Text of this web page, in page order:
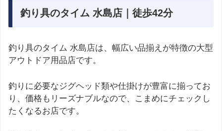
釣り具のタイム 水島店｜徒歩42分
釣り具のタイム 水島店は、幅広い品揃えが特徴の大型
アウトドア用品店です。
釣りに必要なジグヘッド類や仕掛けが豊富に揃ってお
り、価格もリーズナブルなので、こまめにチェックし
たくなるお店です。